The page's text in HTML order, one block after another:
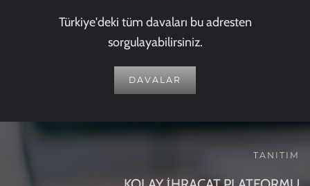
Türkiye'deki tüm davaları bu adresten
sorgulayabilirsiniz.
DAVALAR
TANITIM